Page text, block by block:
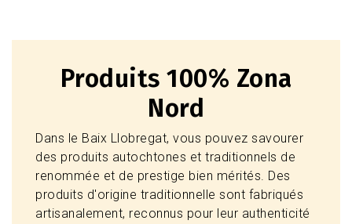
Découvrez les possibilités de loisirs en
Zone Nord du Baix Llobregat.
Activités sportives
Activiés dans la nature
Produits 100% Zona
Nord
Dans le Baix Llobregat, vous pouvez savourer
des produits autochtones et traditionnels de
renommée et de prestige bien mérités. Des
produits d'origine traditionnelle sont fabriqués
artisanalement, reconnus pour leur authenticité